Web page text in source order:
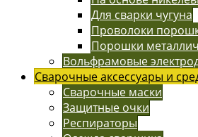
Для сварки чугуна
Проволоки
Порошки
Вольфрамовые
Сварочные аксессуары и
Сварочные маски
Защитные очки
Респираторы